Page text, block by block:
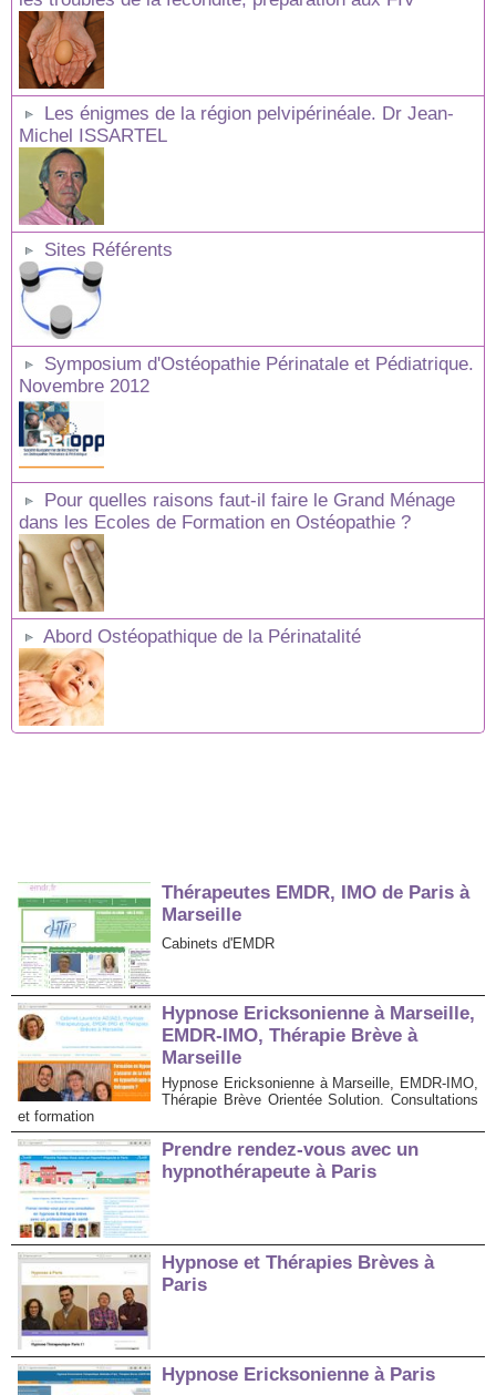
Les énigmes de la région pelvipérinéale. Dr Jean-
Michel ISSARTEL
Sites Référents
Symposium d'Ostéopathie Périnatale et Pédiatrique.
Novembre 2012
Pour quelles raisons faut-il faire le Grand Ménage
dans les Ecoles de Formation en Ostéopathie ?
Abord Ostéopathique de la Périnatalité
Thérapeutes EMDR, IMO de Paris à
Marseille
Cabinets d'EMDR
Hypnose Ericksonienne à Marseille,
EMDR-IMO, Thérapie Brève à
Marseille
Hypnose Ericksonienne à Marseille, EMDR-IMO,
Thérapie Brève Orientée Solution. Consultations
et formation
Prendre rendez-vous avec un
hypnothérapeute à Paris
Hypnose et Thérapies Brèves à
Paris
Hypnose Ericksonienne à Paris